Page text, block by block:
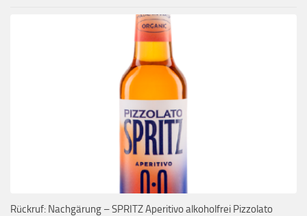
Rückruf: Nachgärung – SPRITZ Aperitivo alkoholfrei Pizzolato